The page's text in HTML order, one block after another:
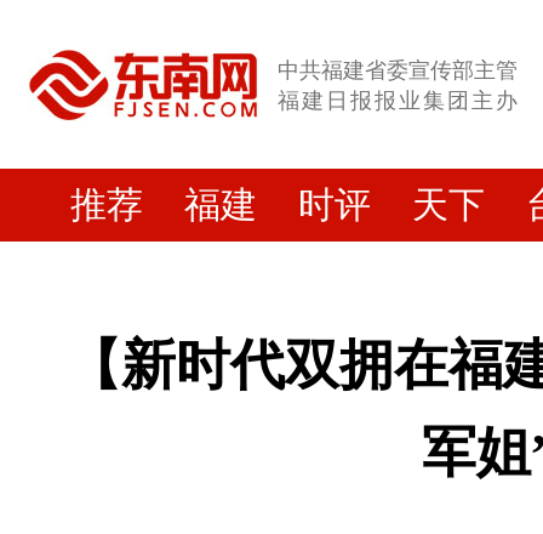
中共福建省委宣传部主管
福建日报报业集团主办
推荐 福建 时评 天下
【新时代双拥在福
军姐